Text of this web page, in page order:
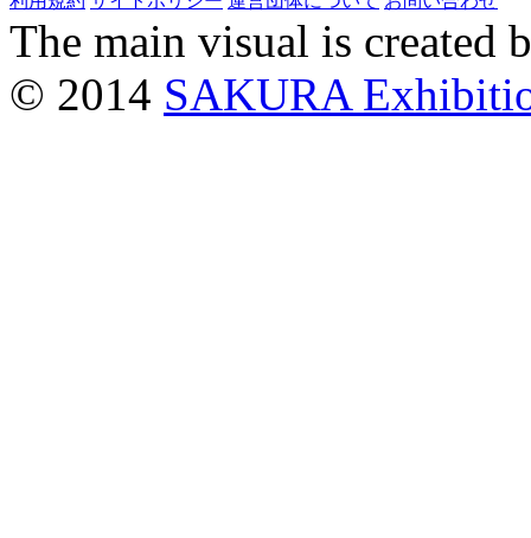
The main visual is created
© 2014 SAKURA